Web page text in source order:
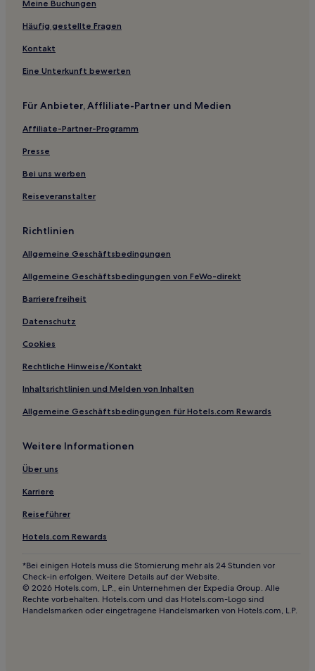
Familien in Aix-les-Bains
Günstige in Aix-les-Bains
Hotels mit Pool in Aix-les-Bains
Haustierfreundliche in Aix-les-Bains
Haustierfreundliche in Grenoble
Familien in Grenoble
Familien in Vienne
Günstige in Saint-Étienne
Familien in Saint-Étienne
Haustierfreundliche in 2. Arrondissement
Haustierfreundliche in Villefranche-sur-Saône
Hotels mit Parkplatz in Villefranche-sur-Saône
Hotels mit Parkplatz in Bron
Familien in Bron
Haustierfreundliche in Bron
Familien in Lyon
Hotels mit inbegriffenem Frühstück in Lyon
Luxus in 5. Arrondissement
Haustierfreundliche in Bourg-lès-Valence
Hotels mit Parkplatz in Bourg-lès-Valence
Haustierfreundliche in Chambéry
Familien in Chambéry
Haustierfreundliche in Dardilly
Familien in Valence
Haustierfreundliche in Valence
Luxus in Valence
Meine Buchungen
Häufig gestellte Fragen
Kontakt
Eine Unterkunft bewerten
Für Anbieter, Affliliate-Partner und Medien
Affiliate-Partner-Programm
Presse
Bei uns werben
Reiseveranstalter
Richtlinien
Allgemeine Geschäftsbedingungen
Allgemeine Geschäftsbedingungen von FeWo-direkt
Barrierefreiheit
Datenschutz
Cookies
Rechtliche Hinweise/Kontakt
Inhaltsrichtlinien und Melden von Inhalten
Allgemeine Geschäftsbedingungen für Hotels.com Rewards
Weitere Informationen
Über uns
Karriere
Reiseführer
Hotels.com Rewards
*Bei einigen Hotels muss die Stornierung mehr als 24 Stunden vor
Check-in erfolgen. Weitere Details auf der Website.
© 2026 Hotels.com, L.P., ein Unternehmen der Expedia Group. Alle
Rechte vorbehalten. Hotels.com und das Hotels.com-Logo sind
Handelsmarken oder eingetragene Handelsmarken von Hotels.com, L.P.